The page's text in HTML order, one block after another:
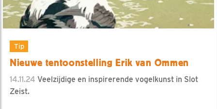
Tip
Nieuwe tentoonstelling Erik van Ommen
14.11.24 Veelzijdige en inspirerende vogelkunst in Slot
Zeist.